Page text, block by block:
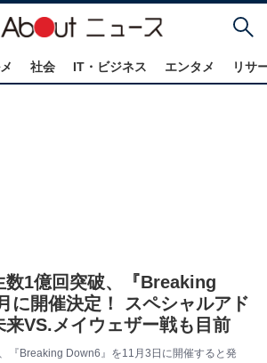
社会 IT・ビジネス エンタメ リサ
数1億回突破、『Breaking
に開催決定！ スペシャルアド
来VS.メイウェザー戦も目前
『Breaking Down6』を11月3日に開催すると発